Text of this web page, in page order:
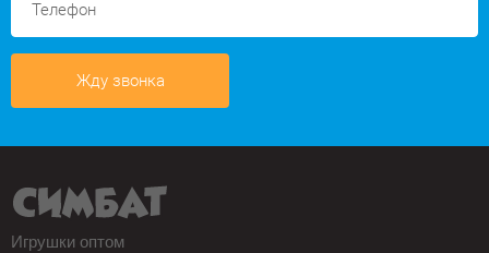
Жду звонка
Игрушки оптом